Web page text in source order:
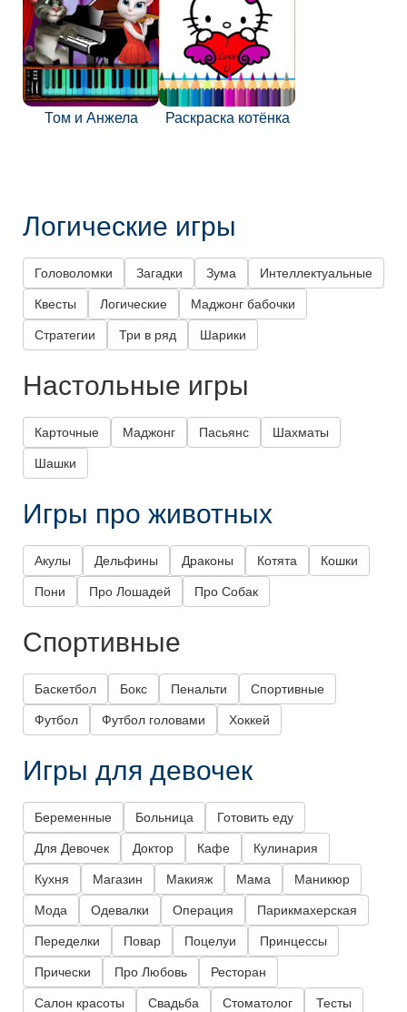
Том и Анжела Раскраска котёнка
Логические игры
Головоломки Загадки Зума Интеллектуальные
Квесты Логические Маджонг бабочки
Стратегии Три в ряд Шарики
Настольные игры
Карточные Маджонг Пасьянс Шахматы
Шашки
Игры про животных
Акулы Дельфины Драконы Котята Кошки
Пони Про Лошадей Про Собак
Спортивные
Баскетбол Бокс Пенальти Спортивные
Футбол Футбол головами Хоккей
Игры для девочек
Беременные Больница Готовить еду
Для Девочек Доктор Кафе Кулинария
Кухня Магазин Макияж Мама Маникюр
Мода Одевалки Операция Парикмахерская
Переделки Повар Поцелуи Принцессы
Прически Про Любовь Ресторан
Салон красоты Свадьба Стоматолог Тесты